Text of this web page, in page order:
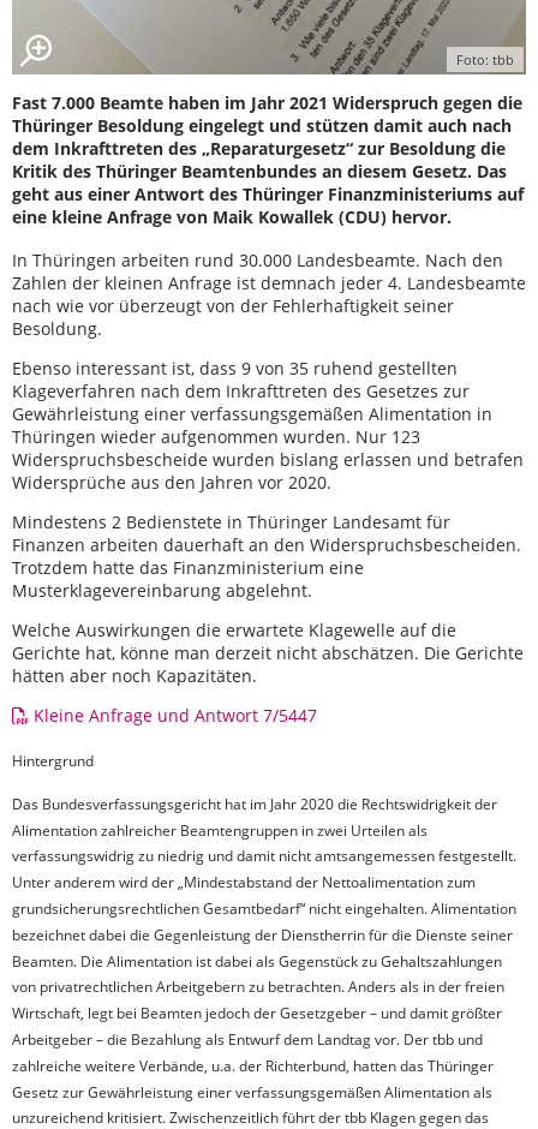
Foto: tbb
Fast 7.000 Beamte haben im Jahr 2021 Widerspruch gegen die
Thüringer Besoldung eingelegt und stützen damit auch nach
dem Inkrafttreten des „Reparaturgesetz“ zur Besoldung die
Kritik des Thüringer Beamtenbundes an diesem Gesetz. Das
geht aus einer Antwort des Thüringer Finanzministeriums auf
eine kleine Anfrage von Maik Kowallek (CDU) hervor.
In Thüringen arbeiten rund 30.000 Landesbeamte. Nach den
Zahlen der kleinen Anfrage ist demnach jeder 4. Landesbeamte
nach wie vor überzeugt von der Fehlerhaftigkeit seiner
Besoldung.
Ebenso interessant ist, dass 9 von 35 ruhend gestellten
Klageverfahren nach dem Inkrafttreten des Gesetzes zur
Gewährleistung einer verfassungsgemäßen Alimentation in
Thüringen wieder aufgenommen wurden. Nur 123
Widerspruchsbescheide wurden bislang erlassen und betrafen
Widersprüche aus den Jahren vor 2020.
Mindestens 2 Bedienstete in Thüringer Landesamt für
Finanzen arbeiten dauerhaft an den Widerspruchsbescheiden.
Trotzdem hatte das Finanzministerium eine
Musterklagevereinbarung abgelehnt.
Welche Auswirkungen die erwartete Klagewelle auf die
Gerichte hat, könne man derzeit nicht abschätzen. Die Gerichte
hätten aber noch Kapazitäten.
Kleine Anfrage und Antwort 7/5447
Hintergrund
Das Bundesverfassungsgericht hat im Jahr 2020 die Rechtswidrigkeit der
Alimentation zahlreicher Beamtengruppen in zwei Urteilen als
verfassungswidrig zu niedrig und damit nicht amtsangemessen festgestellt.
Unter anderem wird der „Mindestabstand der Nettoalimentation zum
grundsicherungsrechtlichen Gesamtbedarf“ nicht eingehalten. Alimentation
bezeichnet dabei die Gegenleistung der Dienstherrin für die Dienste seiner
Beamten. Die Alimentation ist dabei als Gegenstück zu Gehaltszahlungen
von privatrechtlichen Arbeitgebern zu betrachten. Anders als in der freien
Wirtschaft, legt bei Beamten jedoch der Gesetzgeber – und damit größter
Arbeitgeber – die Bezahlung als Entwurf dem Landtag vor. Der tbb und
zahlreiche weitere Verbände, u.a. der Richterbund, hatten das Thüringer
Gesetz zur Gewährleistung einer verfassungsgemäßen Alimentation als
unzureichend kritisiert. Zwischenzeitlich führt der tbb Klagen gegen das